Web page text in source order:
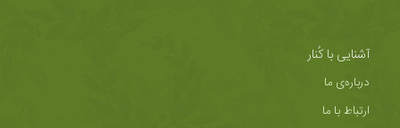
آشنایی با کُنار
درباره‌ی ما
ارتباط با ما